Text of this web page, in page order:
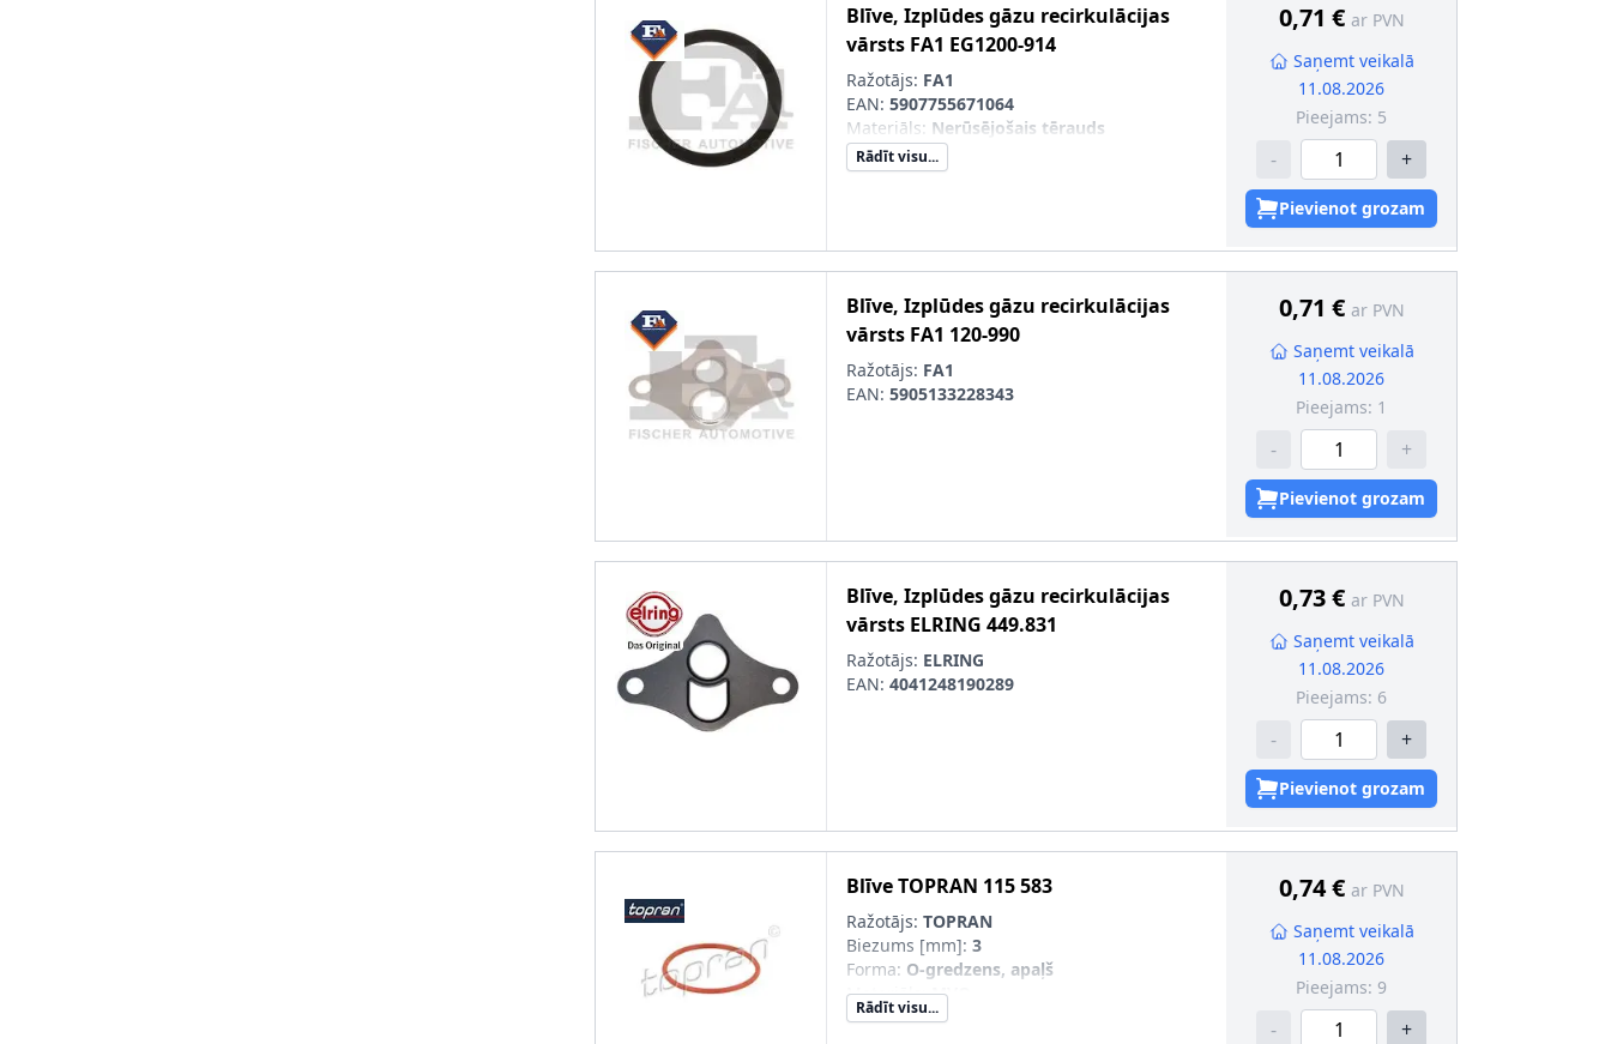
Blīve, Izplūdes gāzu recirkulācijas
vārsts FA1 EG1200-914
Ražotājs: FA1
EAN: 5907755671064
Materiāls: Nerūsējošais tērauds
Rādīt visu...
0,71 € ar PVN
Saņemt veikalā
11.08.2026
Pieejams: 5
- +
Pievienot grozam
Blīve, Izplūdes gāzu recirkulācijas
vārsts FA1 120-990
Ražotājs: FA1
EAN: 5905133228343
0,71 € ar PVN
Saņemt veikalā
11.08.2026
Pieejams: 1
- +
Pievienot grozam
Blīve, Izplūdes gāzu recirkulācijas
vārsts ELRING 449.831
Ražotājs: ELRING
EAN: 4041248190289
0,73 € ar PVN
Saņemt veikalā
11.08.2026
Pieejams: 6
- +
Pievienot grozam
BlīveTOPRAN 115 583
Ražotājs: TOPRAN
Biezums [mm]: 3
Forma: O-gredzens, apaļš
Materiāls:MVQ
Iekšējais diametrs [mm]
Rādīt visu...
0,74 € ar PVN
Saņemt veikalā
11.08.2026
Pieejams: 9
- +